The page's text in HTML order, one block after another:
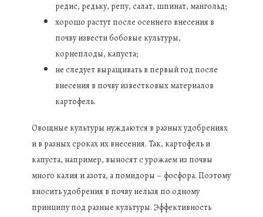
редис, редьку, репу, салат, шпинат, мангольд;
хорошо растут после осеннего внесения в
почву извести бобовые культуры,
корнеплоды, капуста;
не следует выращивать в первый год после
внесения в почву известковых материалов
картофель.
Овощные культуры нуждаются в разных удобрениях
и в разных сроках их внесения. Так, картофель и
капуста, например, выносят с урожаем из почвы
много калия и азота, а помидоры – фосфора. Поэтому
вносить удобрения в почву нельзя по одному
принципу под разные культуры. Эффективность